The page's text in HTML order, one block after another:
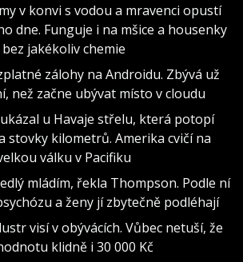
v konvi s vodou a mravenci opustí
dne. Funguje i na mšice a housenky
bez jakékoliv chemie
zálohy na Androidu. Zbývá už
než začne ubývat místo v cloudu
u Havaje střelu, která potopí
stovky kilometrů. Amerika cvičí na
válku v Pacifiku
mládím, řekla Thompson. Podle ní
a ženy jí zbytečně podléhají
visí v obývácích. Vůbec netuší, že
klidně i 30 000 Kč